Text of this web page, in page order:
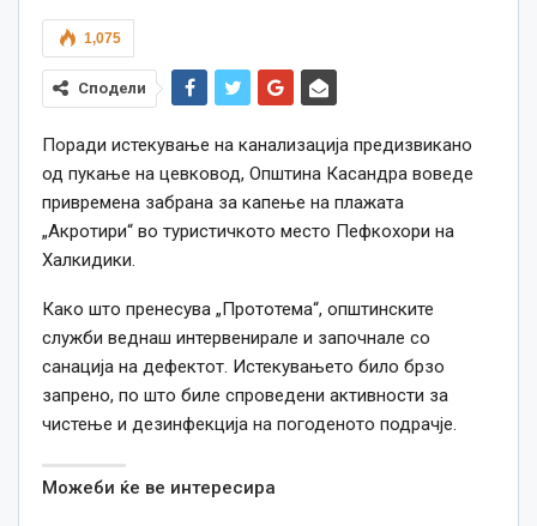
1,075
Сподели
Поради истекување на канализација предизвикано
од пукање на цевковод, Општина Касандра воведе
привремена забрана за капење на плажата
„Акротири“ во туристичкото место Пефкохори на
Халкидики.
Како што пренесува „Прототема“, општинските
служби веднаш интервенирале и започнале со
санација на дефектот. Истекувањето било брзо
запрено, по што биле спроведени активности за
чистење и дезинфекција на погоденото подрачје.
Можеби ќе ве интересира